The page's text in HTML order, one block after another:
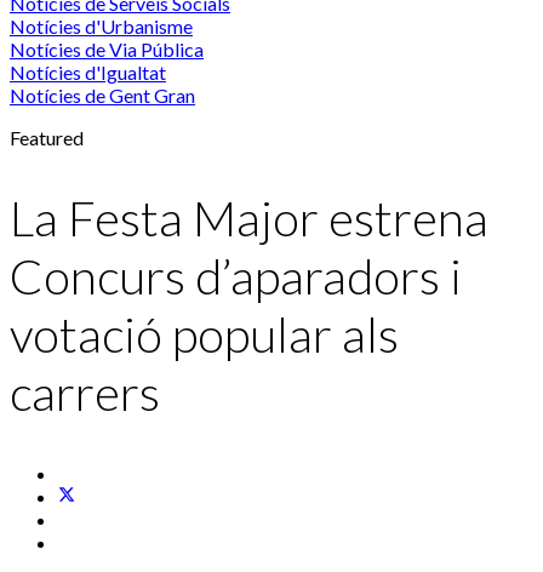
Notícies d'Urbanisme
Notícies de Via Pública
Notícies d'Igualtat
Notícies de Gent Gran
Featured
La Festa Major estrena
Concurs d’aparadors i
votació popular als
carrers